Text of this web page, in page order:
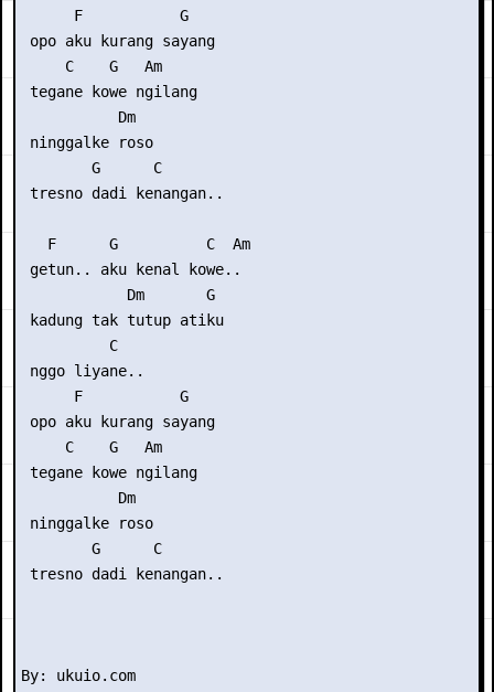
      F           G
opo aku kurang sayang
     C    G   Am
tegane kowe ngilang
           Dm
ninggalke roso
        G      C
tresno dadi kenangan..
   F      G          C  Am
getun.. aku kenal kowe..
            Dm       G
kadung tak tutup atiku
          C
nggo liyane..
      F           G
opo aku kurang sayang
     C    G   Am
tegane kowe ngilang
           Dm
ninggalke roso
        G      C
tresno dadi kenangan..